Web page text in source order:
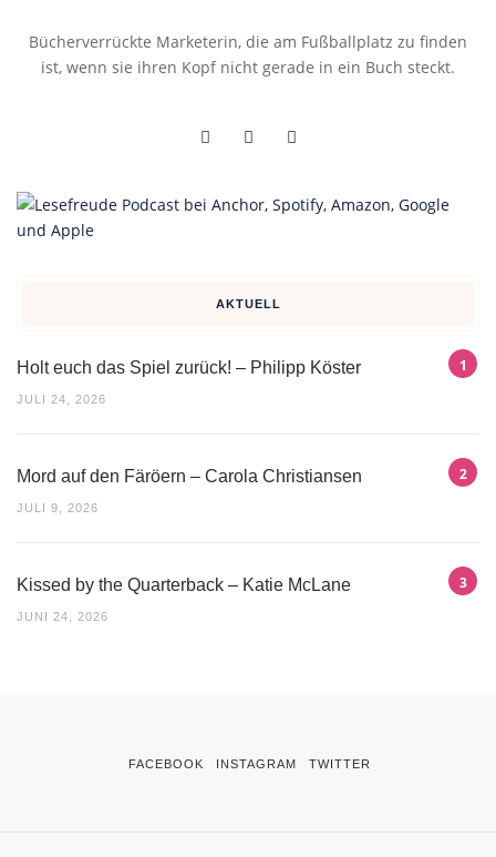
Bücherverrückte Marketerin, die am Fußballplatz zu finden
ist, wenn sie ihren Kopf nicht gerade in ein Buch steckt.
AKTUELL
Holt euch das Spiel zurück! – Philipp Köster
JULI 24, 2026
Mord auf den Färöern – Carola Christiansen
JULI 9, 2026
Kissed by the Quarterback – Katie McLane
JUNI 24, 2026
FACEBOOK INSTAGRAM TWITTER